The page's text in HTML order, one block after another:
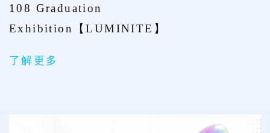
108 Graduation
Exhibition【LUMINITE】
了解更多